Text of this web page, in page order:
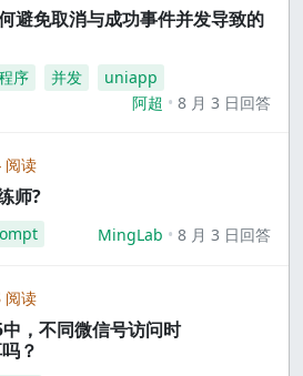
避免取消与成功事件并发导致的
序 并发
uniapp
阿超
8 月 3 日回答
阅读
师?
MingLab 8 月 3 日回答
阅读
，不同微信号访问时
？